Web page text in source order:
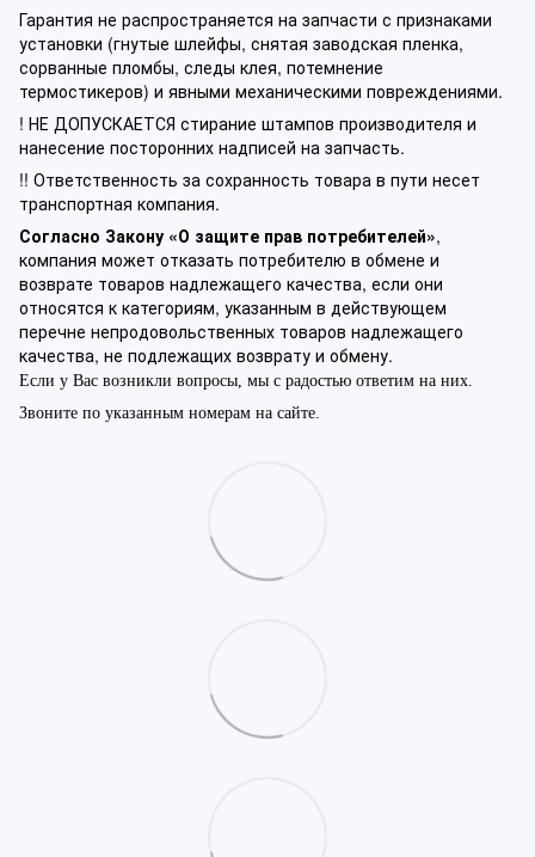
Гарантия не распространяется на запчасти с признаками
установки (гнутые шлейфы, снятая заводская пленка,
сорванные пломбы, следы клея, потемнение
термостикеров) и явными механическими повреждениями.
! НЕ ДОПУСКАЕТСЯ стирание штампов производителя и
нанесение посторонних надписей на запчасть.
!! Ответственность за сохранность товара в пути несет
транспортная компания.
Согласно Закону «О защите прав потребителей»,
компания может отказать потребителю в обмене и
возврате товаров надлежащего качества, если они
относятся к категориям, указанным в действующем
перечне непродовольственных товаров надлежащего
качества, не подлежащих возврату и обмену.
Если у Вас возникли вопросы, мы с радостью ответим на них.
Звоните по указанным номерам на сайте.